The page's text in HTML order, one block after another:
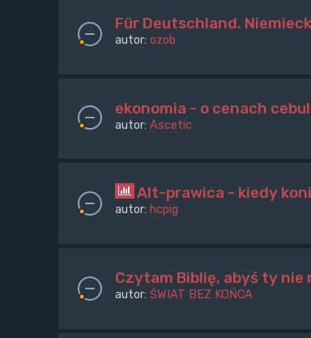
Für Deutschland.
autor: ozob
ekonomia - o cenach
autor: Ascetic
Alt-prawica - kiedy
autor: hcpig
Czytam Biblię, abyś ty nie
autor: ŚWIAT BEZ KOŃCA